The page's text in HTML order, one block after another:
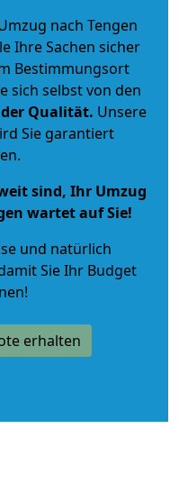
nach Tengen
Ihre Sachen sicher
Bestimmungsort
sich selbst von den
Qualität. Unsere
Sie garantiert
sind, Ihr Umzug
wartet auf Sie!
und natürlich
Sie Ihr Budget
erhalten